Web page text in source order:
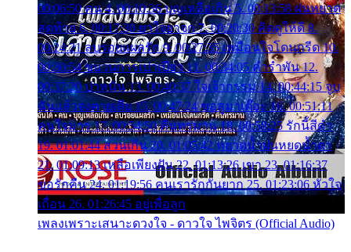
00:06:50 คน 4. 00:10:36 บุญเหลือเกิน 5. 00:13:58 ฝนหยาด
สุดท้าย 6. 00:17:30 ยาใจยาจก 7. 00:20:30 คิดดูให้ดี 8.
00:24:21 ลบรอยแผลรัก 9. 00:27:35 เหมือนใจโดนกรีด 10.
00:30:54 ขบวนการเปาเปียว 11. 00:34:05 คำรำพัน 12.
00:37:20 ปาหนัน 13. 00:40:37 ใจเจ้ากรรม 14. 00:44:15 จูบ
ฉันแล้วจงตายเสีย 15. 00:47:24 ขอสูมาเต๊อะ 16. 00:51:11
คนใจมาร 17. 00:54:50 คืนทรมาน 18. 00:58:25 รักนี้สีดำ
19. 01:01:44 ส่วนเกิน 20. 01:05:42 หยาดน้ำฝนหยดน้ำตา
21. 01:09:13 เหลือเพียงฝัน 22. 01:13:26 เขา 23. 01:16:37
ขอรักคืน 24. 01:19:56 คนเรารักกันยาก 25. 01:23:06 หัวใจ
เถื่อน 26. 01:26:45 อยู่เพื่อลูก
เพลงเพราะเสนาะดวงใจ - ดาวใจ ไพจิตร (Official Audio)